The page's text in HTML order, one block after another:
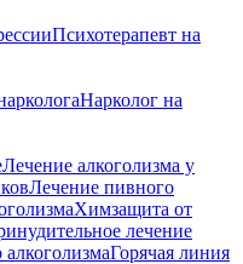
Психотерапевт на
Нарколог на
Лечение алкоголизма у
Лечение пивного
Химзащита от
лечение
Горячая линия